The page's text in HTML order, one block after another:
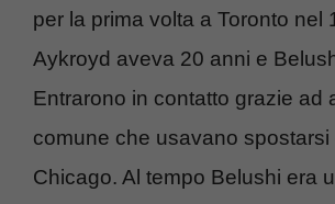
per la prima volta a Toronto nel
Aykroyd aveva 20 anni e
Entrarono in contatto grazie ad
comune che usavano spostarsi
Chicago. Al tempo Belushi era